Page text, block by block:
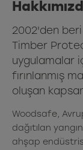
2002'den
Timber
uygulamalar
fırınlanmış
oluşan
Woodsafe,
dağıtılan
ahşap